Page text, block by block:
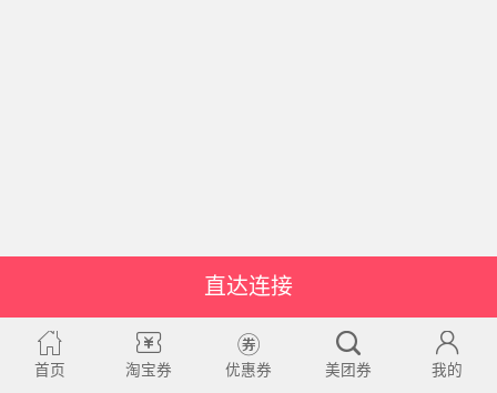
直达连接
首页 淘宝券 优惠券 美团券 我的